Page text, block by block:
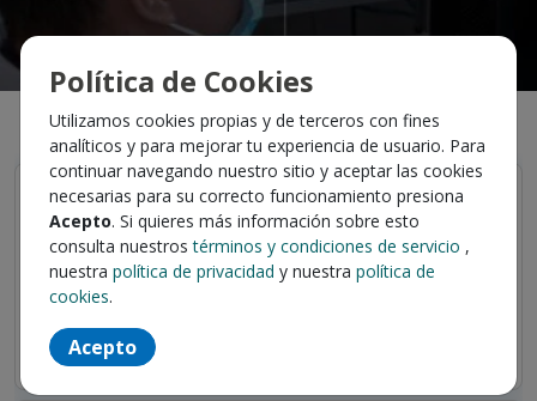
Últimos empleos publicados
Hace 27 días
Analista de Soporte LIMS
Bureau Veritas Chile S.A
Antofagasta, Antofagasta
📢 En Bureau Veritas nos encontramos...
Política de Cookies
Utilizamos cookies propias y de terceros con fines
analíticos y para mejorar tu experiencia de usuario. Para
continuar navegando nuestro sitio y aceptar las cookies
necesarias para su correcto funcionamiento presiona
Acepto. Si quieres más información sobre esto
consulta nuestrostérminos y condiciones de servicio ,
nuestra política de privacidad y nuestra política de
cookies.
Acepto